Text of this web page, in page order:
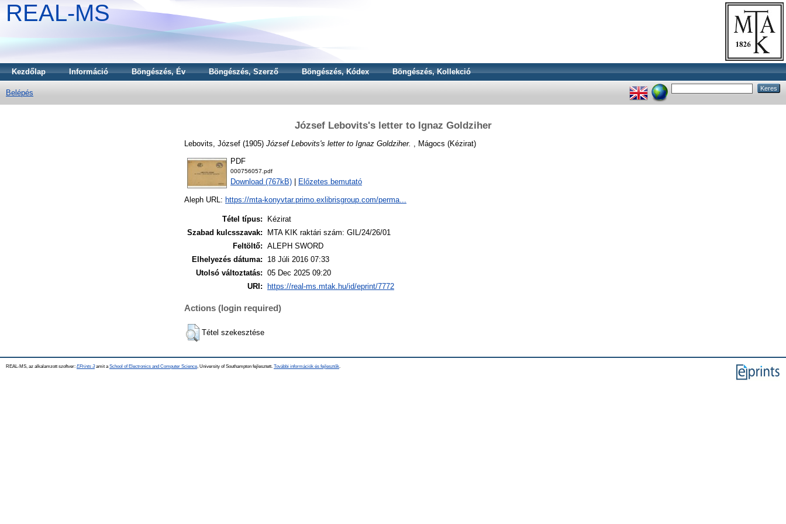
REAL-MS
Kezdőlap Információ Böngészés, Év Böngészés, Szerző Böngészés, Kódex Böngészés, Kollekció
Belépés
József Lebovits's letter to Ignaz Goldziher
Lebovits, József (1905) József Lebovits's letter to Ignaz Goldziher. , Mágocs (Kézirat)
PDF
000756057.pdf
Download (767kB) Előzetes bemutató
Aleph URL: https://mta-konyvtar.primo.exlibrisgroup.com/perma...
Tétel típus:
Kézirat
Szabad kulcsszavak:
MTA KIK raktári szám: GIL/24/26/01
Feltöltő: ALEPH SWORD
Elhelyezés dátuma:
18 Júli 2016 07:33
Utolsó változtatás: 05 Dec 2025 09:20
URI:
https://real-ms.mtak.hu/id/eprint/7772
Actions (login required)
Tétel szekesztése
REAL-MS, az alkalamzott szoftver: EPrints 3amit a School of Electronics and Computer Science , University of Southampton fejlesztett. További információk és fejlesztők